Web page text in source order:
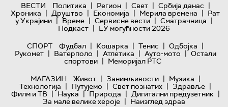
ВЕСТИ Политика | Регион | Свет | Србија данас |
Хроника | Друштво | Економија | Мерила времена | Рат
у Украјини | Време | Сервисне вести | Сматрачница |
Подкаст | ЕУ могућности 2026
СПОРТ
Фудбал | Кошарка | Тенис | Одбојка |
Рукомет | Ватерполо | Атлетика | Ауто-мото | Остали
спортови | Меморијал РТС
МАГАЗИН
Живот | Занимљивости | Музика |
Технологијa | Путујемо | Свет познатих | Здравље |
Филм и ТВ | Наука | Природа | Дигитални предузетник |
За мале велике хероје | Наизглед здрав